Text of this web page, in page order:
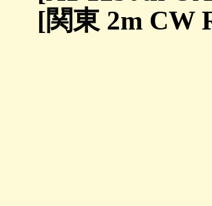
[関東 2m CW